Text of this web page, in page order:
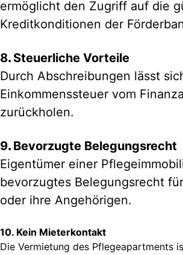
ermöglicht den Zugriff auf die
Kreditkonditionen der
8. Steuerliche Vorteile
Durch Abschreibungen lässt
Einkommenssteuer vom
zurückholen.
9. Bevorzugte Belegungsrecht
Eigentümer einer
bevorzugtes Belegungsrecht
oder ihre Angehörigen.
10. Kein Mieterkontakt
Die Vermietung des Pflegeapartments